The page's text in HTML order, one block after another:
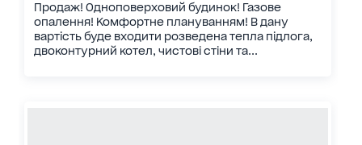
Продаж! Одноповерховий будинок! Газове
опалення! Комфортне плануванням! В дану
вартість буде входити розведена тепла підлога,
двоконтурний котел, чистові стіни та...